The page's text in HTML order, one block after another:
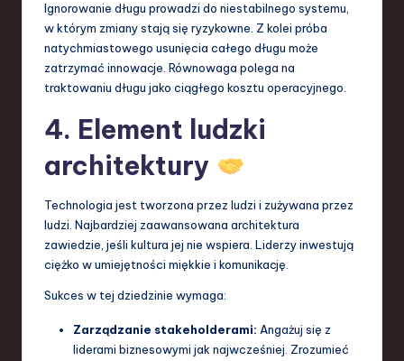
Ignorowanie długu prowadzi do niestabilnego systemu,
w którym zmiany stają się ryzykowne. Z kolei próba
natychmiastowego usunięcia całego długu może
zatrzymać innowacje. Równowaga polega na
traktowaniu długu jako ciągłego kosztu operacyjnego.
4. Element ludzki
architektury
Technologia jest tworzona przez ludzi i zużywana przez
ludzi. Najbardziej zaawansowana architektura
zawiedzie, jeśli kultura jej nie wspiera. Liderzy inwestują
ciężko w umiejętności miękkie i komunikację.
Sukces w tej dziedzinie wymaga:
Zarządzanie stakeholderami: Angażuj się z
liderami biznesowymi jak najwcześniej. Zrozumieć